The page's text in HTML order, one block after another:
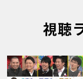
視聴